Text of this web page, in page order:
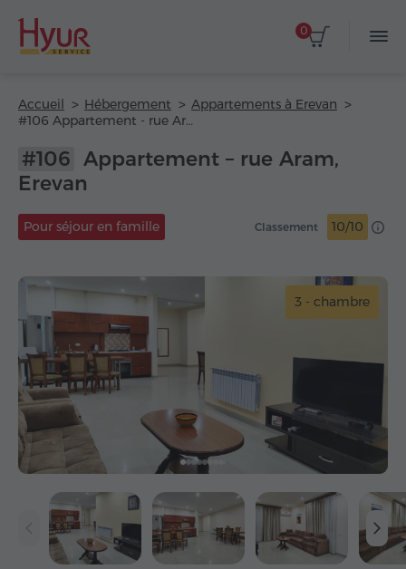
0
Accueil Hébergement
Appartements à Erevan
#106 Appartement - rue Aram
#106 Appartement – rue Aram,
Erevan
Pour séjour en famille Classement 10/10
3 - chambre